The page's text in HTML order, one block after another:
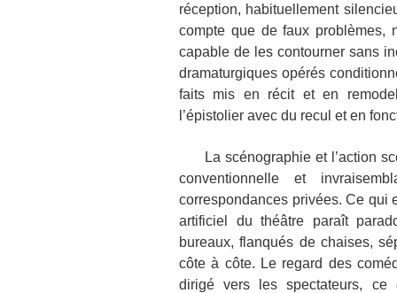
réception, habituellement
compte que de faux problèmes,
capable de les contourner sans
dramaturgiques opérés
faits mis en récit et en
l’épistolier avec du recul et en
La scénographie et l’action
conventionnelle et
correspondances privées. Ce qui
artificiel du théâtre paraît
bureaux, flanqués de chaises,
côte à côte. Le regard des
dirigé vers les spectateurs,